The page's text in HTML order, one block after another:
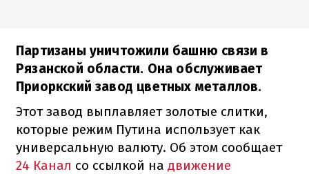
Партизаны уничтожили башню связи в
Рязанской области. Она обслуживает
Приоркский завод цветных металлов.
Этот завод выплавляет золотые слитки,
которые режим Путина использует как
универсальную валюту. Об этом сообщает
24 Канал со ссылкой на движение